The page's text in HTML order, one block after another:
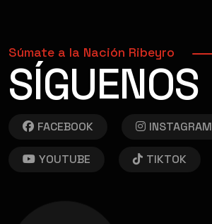
Súmate a la Nación Ribeyro
SÍGUENOS
FACEBOOK INSTAGRAM
YOUTUBE TIKTOK